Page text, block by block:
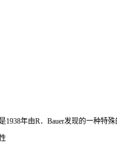
年由R．Bauer发现的一种特殊